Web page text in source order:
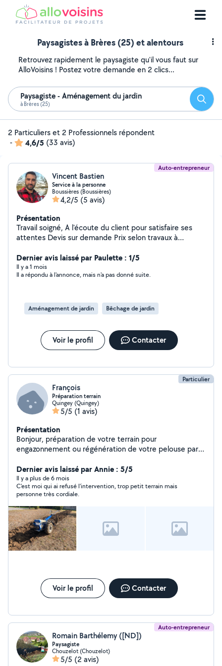
Paysagistes à Brères (25) et alentours
Retrouvez rapidement le paysagiste qu'il vous faut sur
AlloVoisins ! Postez votre demande en 2 clics...
Paysagiste - Aménagement du jardin
à Brères (25)
2 Particuliers et 2 Professionnels répondent
-
4,6/5 (33 avis)
Auto-entrepreneur
Vincent Bastien
Service à la personne
Boussières (Boussières)
4,2/5 (5 avis)
Présentation
Travail soigné, A l'écoute du client pour satisfaire ses
attentes Devis sur demande Prix selon travaux à
CESU. Maçonnerie paysagère.  Entretient des espaces
verts.  Rénovation et création de murs en pierres. 
Dernier avis laissé par Paulette : 1/5
Il y a 1 mois
Il a répondu à l'annonce, mais n'a pas donné suite.
Aménagement de jardin Bêchage de jardin
Voir le profil Contacter
Particulier
François
Préparation terrain
Quingey (Quingey)
5/5 (1 avis)
Présentation
Bonjour, préparation de votre terrain pour
engazonnement ou régénération de votre pelouse par
Dernier avis laissé par Annie : 5/5
Il y a plus de 6 mois
C'est moi qui ai refusé l'intervention, trop petit terrain mais
personne très cordiale.
Voir le profil Contacter
Auto-entrepreneur
Romain Barthélemy ([ND])
Paysagiste
Chouzelot (Chouzelot)
5/5 (2 avis)